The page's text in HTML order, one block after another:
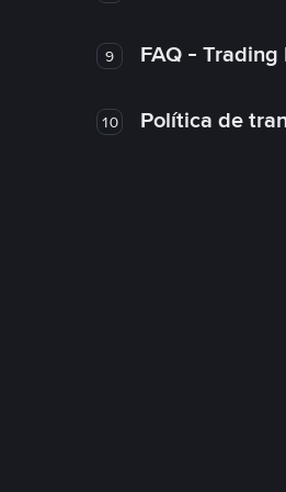
9 FAQ - Trading
10 Política de